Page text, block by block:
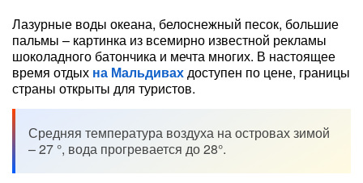
Лазурные воды океана, белоснежный песок, большие
пальмы – картинка из всемирно известной рекламы
шоколадного батончика и мечта многих. В настоящее
время отдых на Мальдивахдоступен по цене, границы
страны открыты для туристов.
Средняя температура воздуха на островах зимой
– 27 °, вода прогревается до 28°.